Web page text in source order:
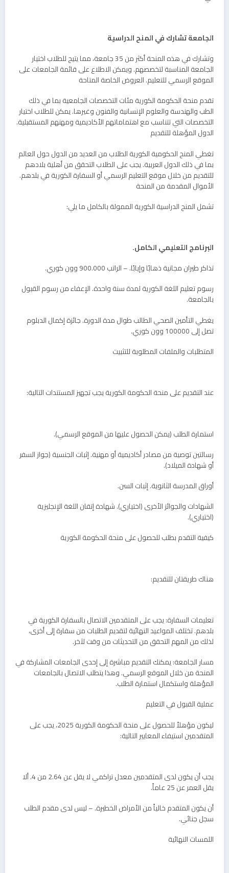
الجامعة تشارك في المنح الدراسية
وتشارك في هذه المنحة أكثر من 35 جامعة، مما يتيح للطلاب اختيار
الجامعة المناسبة لتخصصهم. ويمكن الاطلاع على قائمة الجامعات على
الموقع الرسمي للتعليم. العروض الخاصة المتاحة
تقدم منحة الحكومة الكورية مئات التخصصات الجامعية بما في ذلك
الطب والهندسة والعلوم الإنسانية والفنون وغيرها. يمكن للطلاب اختيار
التخصصات التي تتناسب مع اهتماماتهم الأكاديمية ومهنهم المستقبلية.
الدول المؤهلة للتقديم
تغطي المنح الحكومية الكورية الطلاب من العديد من الدول حول العالم
بما في ذلك الدول العربية. يجب على الطلاب التحقق من أهلية بلادهم
للتقديم من خلال موقع التعليم الرسمي أو السفارة الكورية في بلدهم.
الأموال المقدمة من المنحة
تشمل المنح الدراسية الكورية الممولة بالكامل ما يلي:
البرنامج التعليمي الكامل.
تذاكر طيران مجانية ذهابًا وإيابًا. – الراتب 900.000 وون كوري.
رسوم تعليم اللغة الكورية لمدة سنة واحدة. الإعفاء من رسوم القبول
بالجامعة.
يغطي التأمين الصحي الطالب طوال مدة الدورة. جائزة إكمال الدبلوم
تصل إلى 100000 وون كوري.
المتطلبات والملفات المطلوبة للتثبيت
عند التقديم على منحة الحكومة الكورية يجب تجهيز المستندات التالية:
استمارة الطلب (يمكن الحصول عليها من الموقع الرسمي).
رسالتين توصية من مصادر أكاديمية أو مهنية. إثبات الجنسية (جواز السفر
أو شهادة الميلاد).
أوراق المدرسة الثانوية. إثبات السن.
الشهادات والجوائز الأخرى (اختياري). شهادة إتقان اللغة الإنجليزية
(اختياري).
كيفية التقدم بطلب للحصول على منحة الحكومة الكورية
هناك طريقتان للتقديم:
تعليمات السفارة: يجب على المتقدمين الاتصال بالسفارة الكورية في
بلدهم. تختلف المواعيد النهائية لتقديم الطلبات من سفارة إلى أخرى،
لذلك من المهم التحقق من التحديثات من وقت لآخر.
مسار الجامعة: يمكنك التقديم مباشرة إلى إحدى الجامعات المشاركة في
المنحة من خلال الموقع الرسمي. وهذا يتطلب الاتصال بالجامعات
المؤهلة واستكمال استمارة الطلب.
عملية القبول في التعليم
ليكون مؤهلاً للحصول على منحة الحكومة الكورية 2025، يجب على
المتقدمين استيفاء المعايير التالية:
يجب أن يكون لدى المتقدمين معدل تراكمي لا يقل عن 2.64 من 4. ألا
يقل العمر عن 25 عاماً.
أن يكون المتقدم خالياً من الأمراض الخطيرة. – ليس لدى مقدم الطلب
سجل جنائي.
اللمسات النهائية